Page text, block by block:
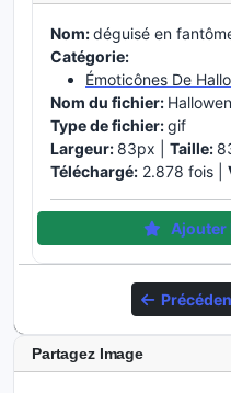
Nom:déguisé en
Catégorie:
Émoticônes De
Nom du fichier:
Type de fichier:gif
Largeur: 83px | Taille:
Téléchargé: 2.878 fois |
Ajouter
Partagez Image